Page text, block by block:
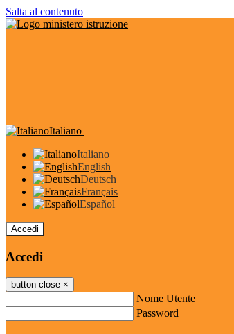
Salta al contenuto
Italiano
Italiano
English
Deutsch
Français
Español
Accedi
Accedi
button close ×
Nome Utente
Password